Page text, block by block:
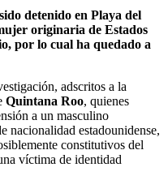
detenido en Playa del
originaria de Estados
por lo cual ha quedado a
adscritos a la
Quintana Roo, quienes
a un masculino
nacionalidad estadounidense,
constitutivos del
víctima de identidad